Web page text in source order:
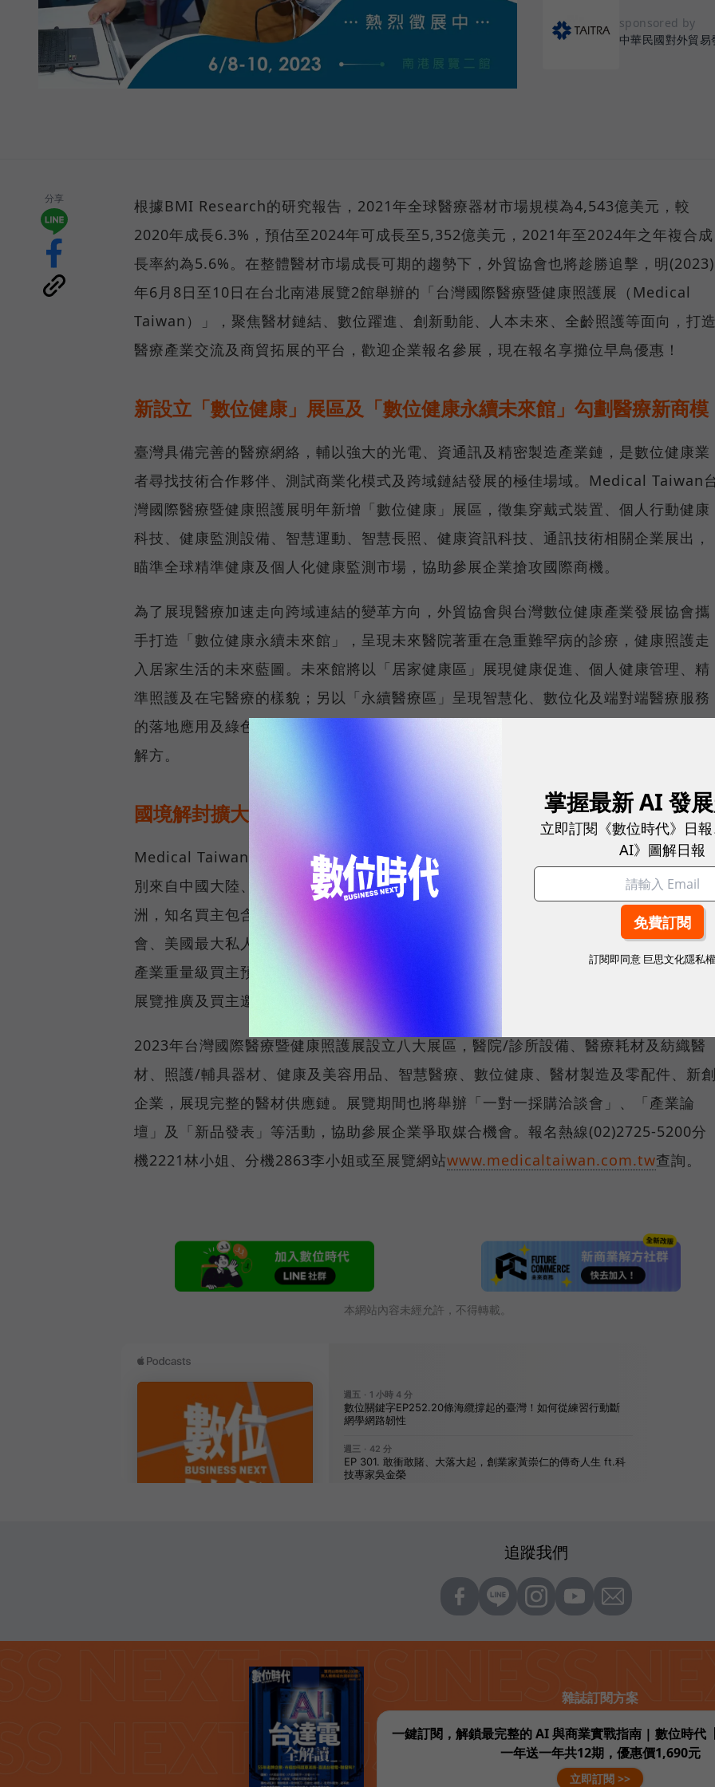
sponsored by
中華民國對外貿易
分享
根據BMI Research的研究報告，2021年全球醫療器材市場規模為4,543億美元，較
2020年成長6.3%，預估至2024年可成長至5,352億美元，2021年至2024年之年複合成
長率約為5.6%。在整體醫材市場成長可期的趨勢下，外貿協會也將趁勝追擊，明(2023)
年6月8日至10日在台北南港展覽2館舉辦的「台灣國際醫療暨健康照護展（Medical
Taiwan）」，聚焦醫材鏈結、數位躍進、創新動能、人本未來、全齡照護等面向，打
醫療產業交流及商貿拓展的平台，歡迎企業報名參展，現在報名享攤位早鳥優惠！
新設立「數位健康」展區及「數位健康永續未來館」勾劃醫療新商模
臺灣具備完善的醫療網絡，輔以強大的光電、資通訊及精密製造產業鏈，是數位健康業
者尋找技術合作夥伴、測試商業化模式及跨域鏈結發展的極佳場域。Medical Taiwan
灣國際醫療暨健康照護展明年新增「數位健康」展區，徵集穿戴式裝置、個人行動健康
科技、健康監測設備、智慧運動、智慧長照、健康資訊科技、通訊技術相關企業展出，
瞄準全球精準健康及個人化健康監測市場，協助參展企業搶攻國際商機。
為了展現醫療加速走向跨域連結的變革方向，外貿協會與台灣數位健康產業發展協會攜
手打造「數位健康永續未來館」，呈現未來醫院著重在急重難罕病的診療，健康照護走
入居家生活的未來藍圖。未來館將以「居家健康區」展現健康促進、個人健康管理、精
準照護及在宅醫療的樣貌；另以「永續醫療區」呈現智慧化、數位化及端對端醫療服務
的落地應用及綠色實踐的願景，透過情境下的產品展示，勾劃醫療新商模及醫療永續的
解方。
國境解封擴大買主洽邀活絡全球貿易關係
Medical Taiwan於疫前來臺參觀的國際買主超過千名，以2019年為例，前10大買主分
別來自中國大陸、日本、越南、泰國、美國、韓國、馬來西亞、新加坡、菲律賓及澳
洲，知名買主包含新加坡最大連鎖通路商FairPrice、日本九州與鹿兒島的醫療器材協
會、美國最大私人醫材經銷商Medline、歐洲經貿網(EEN)醫療產業聚落採購團等，醫
產業重量級買主預計將陸續回歸觀展，外貿協會亦持續透過全球逾60個駐外單位，擴大
展覽推廣及買主邀請力道。
2023年台灣國際醫療暨健康照護展設立八大展區，醫院/診所設備、醫療耗材及紡織醫
材、照護/輔具器材、健康及美容用品、智慧醫療、數位健康、醫材製造及零配件、新
企業，展現完整的醫材供應鏈。展覽期間也將舉辦「一對一採購洽談會」、「產業論
壇」及「新品發表」等活動，協助參展企業爭取媒合機會。報名熱線(02)2725-5200分
機2221林小姐、分機2863李小姐或至展覽網站www.medicaltaiwan.com.tw查詢。
本網站內容未經允許，不得轉載。
追蹤我們
雜誌訂閱方案
一鍵訂閱，解鎖最完整的 AI 與商業實戰指南 | 數位時代
一年送一年共12期，優惠價1,690元
立即訂閱 >>
掌握最新 AI 發
立即訂閱《數位時代》日
AI》圖解日報
訂閱即同意 巨思文化隱私